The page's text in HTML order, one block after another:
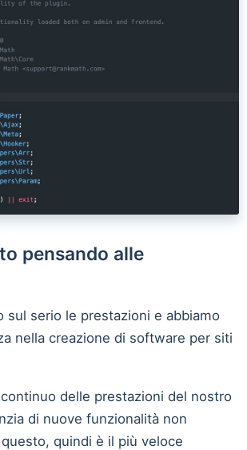
pensando alle
sul serio le prestazioni e abbiamo
nella creazione di software per siti
delle prestazioni del nostro
di nuove funzionalità non
quindi è il più veloce